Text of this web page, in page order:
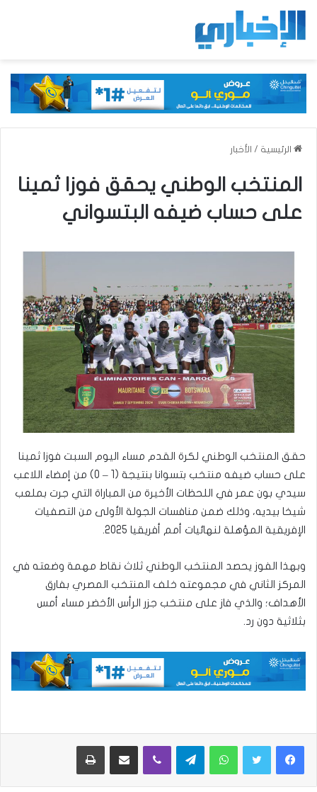
الرئيسية / الأخبار
المنتخب الوطني يحقق فوزا ثمينا
على حساب ضيفه البتسواني
حقق المنتخب الوطني لكرة القدم مساء اليوم السبت فوزا ثمينا
على حساب ضيفه منتخب بتسوانا بنتيجة (1 – 0) من إمضاء اللاعب
سيدي بون عمر في اللحظات الأخيرة من المباراة التي جرت بملعب
شيخا بيديه، وذلك ضمن منافسات الجولة الأولى من التصفيات
الإفريقية المؤهلة لنهائيات أمم أفريقيا 2025.
وبهذا الفوز يحصد المنتخب الوطني ثلاث نقاط مهمة وضعته في
المركز الثاني في مجموعته خلف المنتخب المصري بفارق
الأهداف؛ والذي فاز على منتخب جزر الرأس الأخضر مساء أمس
بثلاثية دون رد.
واتساب تيلقرام ڤايبر مشاركة عبر البريد طباعة